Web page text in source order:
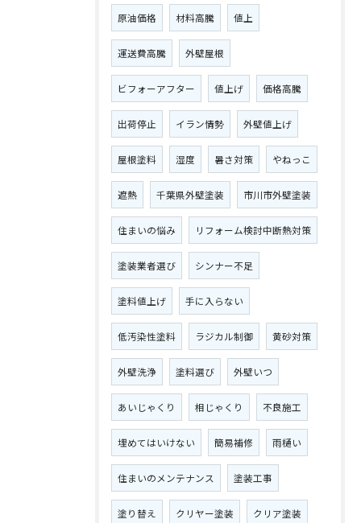
原油価格 材料高騰 値上
運送費高騰 外壁屋根
ビフォーアフター 値上げ 価格高騰
出荷停止 イラン情勢 外壁値上げ
屋根塗料 湿度 暑さ対策 やねっこ
遮熱 千葉県外壁塗装 市川市外壁塗装
住まいの悩み リフォーム検討中断熱対策
塗装業者選び シンナー不足
塗料値上げ 手に入らない
低汚染性塗料 ラジカル制御 黄砂対策
外壁洗浄 塗料選び 外壁いつ
あいじゃくり 相じゃくり 不良施工
埋めてはいけない 簡易補修 雨樋い
住まいのメンテナンス 塗装工事
塗り替え クリヤー塗装 クリア塗装